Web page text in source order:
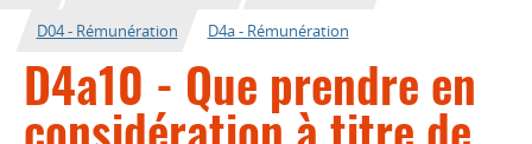
D04 - Rémunération
D4a - Rémunération
D4a10 - Que prendre en